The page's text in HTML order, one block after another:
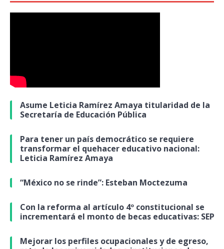
Asume Leticia Ramírez Amaya titularidad de la
Secretaría de Educación Pública
Para tener un país democrático se requiere
transformar el quehacer educativo nacional:
Leticia Ramírez Amaya
“México no se rinde”: Esteban Moctezuma
Con la reforma al artículo 4º constitucional se
incrementará el monto de becas educativas: SEP
Mejorar los perfiles ocupacionales y de egreso,